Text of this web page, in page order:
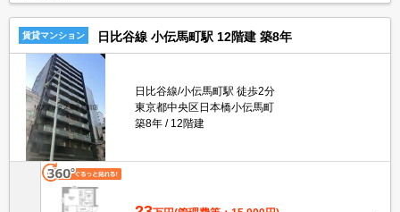
賃貸マンション 日比谷線 小伝馬町駅 12階建 築8年
日比谷線/小伝馬町駅 徒歩2分
東京都中央区日本橋小伝馬町
築8年
12階建